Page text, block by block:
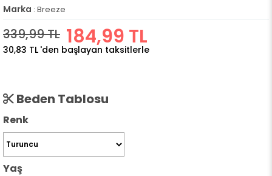
Marka : Breeze
339,99 TL 184,99 TL
30,83 TL 'den başlayan taksitlerle
Beden Tablosu
Renk
Yaş